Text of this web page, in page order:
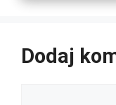
Dodaj